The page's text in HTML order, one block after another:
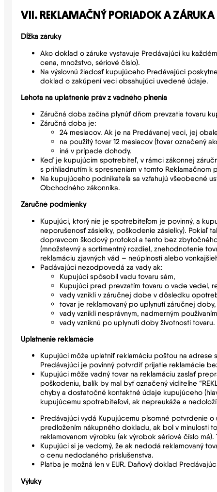
VII. REKLAMAČNÝ PORIADOK A ZÁRUKA
Dĺžka záruky
Ako doklad o záruke vystavuje Predávajúci ku
cena, množstvo, sériové číslo).
Na výslovnú žiadosť kupujúceho Predávajúci
doklad o zakúpení veci obsahujúci uvedené údaje.
Lehota na uplatnenie práv z vadného plnenia
Záručná doba začína plynúť dňom prevzatia tovaru
Záručná doba je:
24 mesiacov. Ak je na Predávanej veci, jej
na použitý tovar 12 mesiacov (tovar označený
iná v prípade dohody.
Keď je kupujúcim spotrebiteľ, v rámci zákonnej
s prihliadnutím k spresneniam v tomto Reklamačnom
Na kupujúceho podnikateľa sa vzťahujú všeobecné
Obchodného zákonníka.
Záručné podmienky
Kupujúci, ktorý nie je spotrebiteľom je povinný, a
neporušenosť zásielky, poškodenie zásielky).
dopravcom škodový protokol a tento bez
(množstevný a sortimentný rozdiel, znehodnotenie
reklamáciu zjavných vád – neúplnosti alebo
Padávajúci nezodpovedá za vady ak:
Kupujúci spôsobil vadu tovaru sám,
Kupujúci pred prevzatím tovaru o vade vedel,
vady vznikli v záručnej dobe v dôsledku
tovar je reklamovaný po uplynutí záručnej
vady vznikli nesprávnym, nadmerným
vady vzniknú po uplynutí doby životnosti tovaru.
Uplatnenie reklamácie
Kupujúci môže uplatniť reklamáciu poštou na
Predávajúci je povinný potvrdiť prijatie reklamácie
Kupujúci môže vadný tovar na reklamáciu zaslať
poškodeniu, balík by mal byť označený viditeľne
chyby a dostatočné kontaktné údaje kupujúceho
kupujúcemu spotrebiteľovi, ak nepreukáže a
Predávajúci vydá Kupujúcemu písomné potvrdenie
predložením nákupného dokladu, ak bol v minulosti
reklamovanom výrobku (ak výrobok sériové číslo
Kupujúci si je vedomý, že ak nedodá reklamovaný
o cenu nedodaného príslušenstva.
Platba je možná len v EUR. Daňový doklad
Výluky